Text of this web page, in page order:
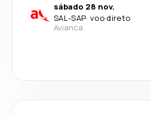
sábado 28 nov.
SAL-SAP· voo direto
Avianca